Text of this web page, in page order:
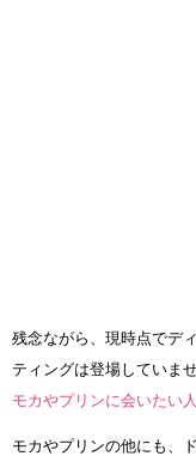
残念ながら、現時点でデ
ティングは登場していませ
モカやプリンに会いたい
モカやプリンの他にも、